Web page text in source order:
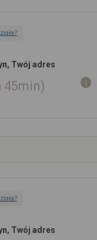
Twój adres
45min
Twój adres